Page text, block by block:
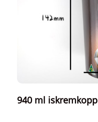
940 ml iskremkopp